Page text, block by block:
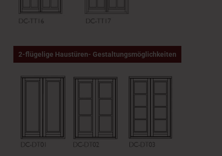
2-flügelige Haustüren- Gestaltungsmöglichkeiten